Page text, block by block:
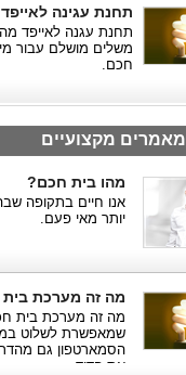
תחנת עגינה לאייפד
תחנת עגנה לאייפד
משלים מושלם עבור
חכם.
מאמרים מקצועיים
מהו בית חכם?
אנו חיים בתקופה
יותר מאי פעם.
מה זה מערכת
מה זה מערכת בית
שמאפשרת לשלוט
הסמארטפון גם
את הדוד.